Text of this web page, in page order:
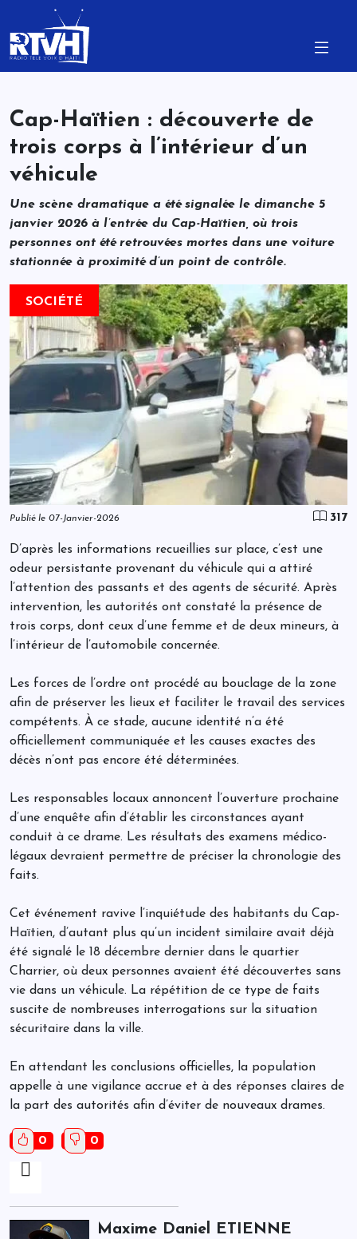
Cap-Haïtien : découverte de
trois corps à l’intérieur d’un
véhicule
Une scène dramatique a été signalée le dimanche 5
janvier 2026 à l’entrée du Cap-Haïtien, où trois
personnes ont été retrouvées mortes dans une voiture
stationnée à proximité d’un point de contrôle.
SOCIÉTÉ
Publié le 07-Janvier-2026 317
D’après les informations recueillies sur place, c’est une
odeur persistante provenant du véhicule qui a attiré
l’attention des passants et des agents de sécurité. Après
intervention, les autorités ont constaté la présence de
trois corps, dont ceux d’une femme et de deux mineurs, à
l’intérieur de l’automobile concernée.
Les forces de l’ordre ont procédé au bouclage de la zone
afin de préserver les lieux et faciliter le travail des services
compétents. À ce stade, aucune identité n’a été
officiellement communiquée et les causes exactes des
décès n’ont pas encore été déterminées.
Les responsables locaux annoncent l’ouverture prochaine
d’une enquête afin d’établir les circonstances ayant
conduit à ce drame. Les résultats des examens médico-
légaux devraient permettre de préciser la chronologie des
faits.
Cet événement ravive l’inquiétude des habitants du Cap-
Haïtien, d’autant plus qu’un incident similaire avait déjà
été signalé le 18 décembre dernier dans le quartier
Charrier, où deux personnes avaient été découvertes sans
vie dans un véhicule. La répétition de ce type de faits
suscite de nombreuses interrogations sur la situation
sécuritaire dans la ville.
En attendant les conclusions officielles, la population
appelle à une vigilance accrue et à des réponses claires de
la part des autorités afin d’éviter de nouveaux drames.
0 0
Maxime Daniel ETIENNE